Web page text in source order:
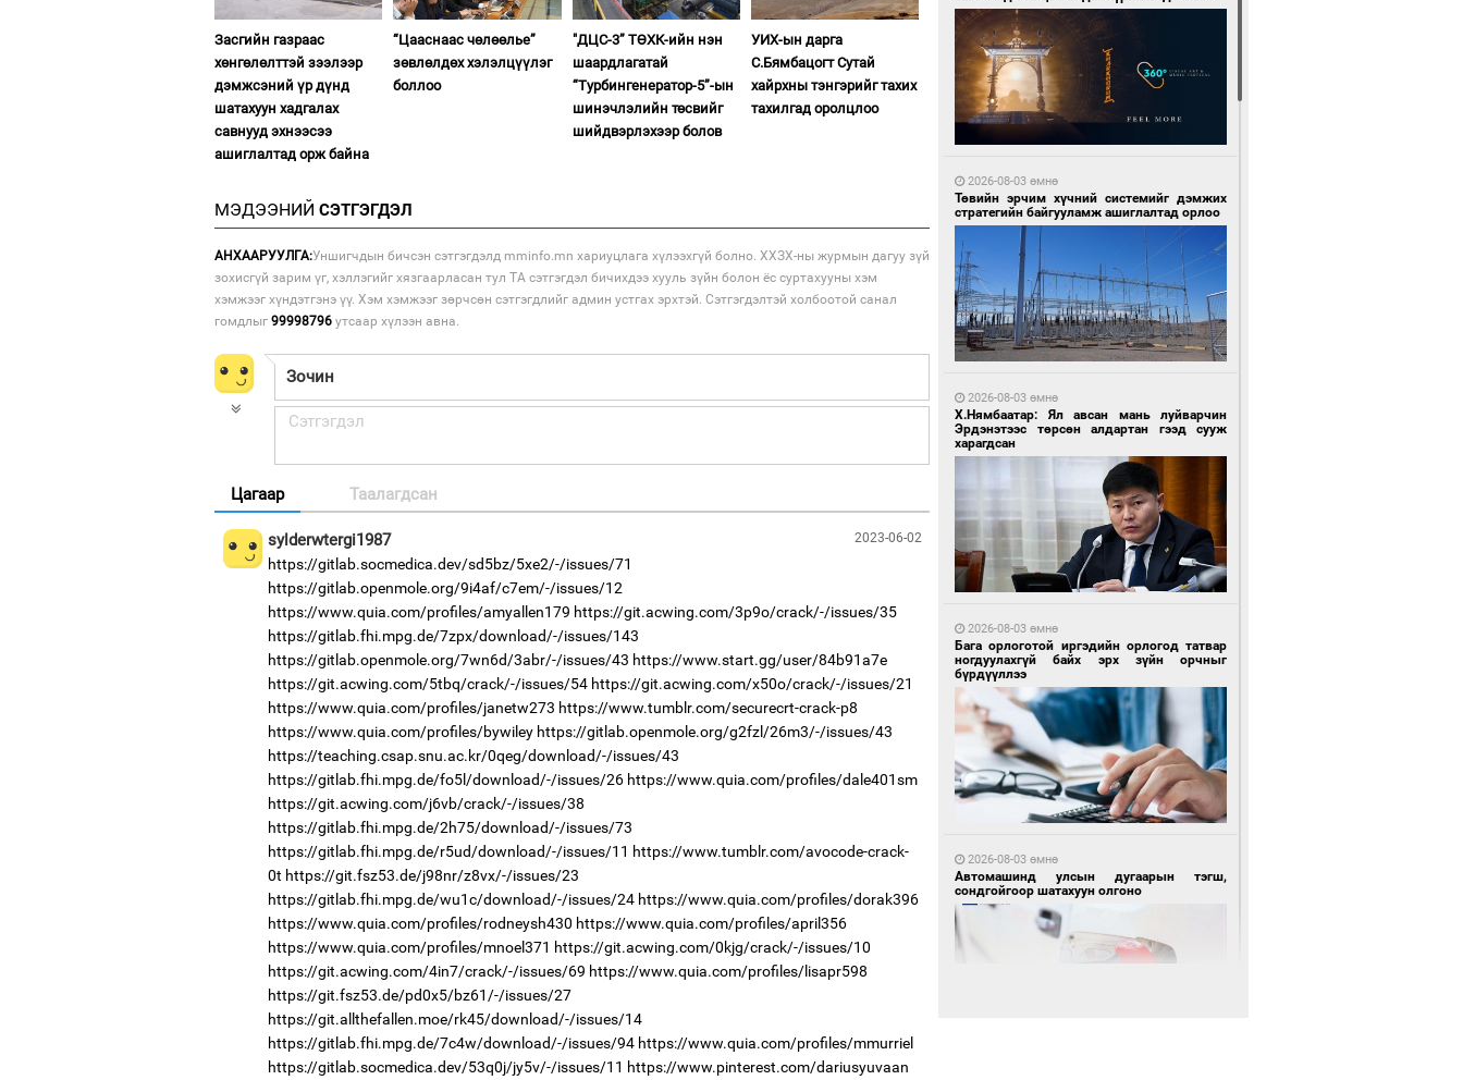
Засгийн газраас
хөнгөлөлттэй зээлээр
дэмжсэний үр дүнд
шатахуун хадгалах
савнууд эхнээсээ
ашиглалтад орж байна
“Цааснаас чөлөөлье”
зөвлөлдөх хэлэлцүүлэг
боллоо
"ДЦС-3” ТӨХК-ийн нэн
шаардлагатай
“Турбингенератор-5”-ын
шинэчлэлийн төсвийг
шийдвэрлэхээр болов
УИХ-ын дарга
С.Бямбацогт Сутай
хайрхны тэнгэрийг тахих
тахилгад оролцлоо
МЭДЭЭНИЙ СЭТГЭГДЭЛ
АНХААРУУЛГА:Уншигчдын бичсэн сэтгэгдэлд mminfo.mn хариуцлага хүлээхгүй болно. ХХЗХ-ны журмын дагуу зүй
зохисгүй зарим үг, хэллэгийг хязгаарласан тул ТА сэтгэгдэл бичихдээ хууль зүйн болон ёс суртахууны хэм
хэмжээг хүндэтгэнэ үү. Хэм хэмжээг зөрчсөн сэтгэгдлийг админ устгах эрхтэй. Сэтгэгдэлтэй холбоотой санал
гомдлыг 99998796 утсаар хүлээн авна.
Цагаар Таалагдсан
2023-06-02
sylderwtergi1987
https://gitlab.socmedica.dev/sd5bz/5xe2/-/issues/71
https://gitlab.openmole.org/9i4af/c7em/-/issues/12
https://www.quia.com/profiles/amyallen179 https://git.acwing.com/3p9o/crack/-/issues/35
https://gitlab.fhi.mpg.de/7zpx/download/-/issues/143
https://gitlab.openmole.org/7wn6d/3abr/-/issues/43 https://www.start.gg/user/84b91a7e
https://git.acwing.com/5tbq/crack/-/issues/54 https://git.acwing.com/x50o/crack/-/issues/21
https://www.quia.com/profiles/janetw273 https://www.tumblr.com/securecrt-crack-p8
https://www.quia.com/profiles/bywiley https://gitlab.openmole.org/g2fzl/26m3/-/issues/43
https://teaching.csap.snu.ac.kr/0qeg/download/-/issues/43
https://gitlab.fhi.mpg.de/fo5l/download/-/issues/26 https://www.quia.com/profiles/dale401sm
https://git.acwing.com/j6vb/crack/-/issues/38
https://gitlab.fhi.mpg.de/2h75/download/-/issues/73
https://gitlab.fhi.mpg.de/r5ud/download/-/issues/11 https://www.tumblr.com/avocode-crack-
0t https://git.fsz53.de/j98nr/z8vx/-/issues/23
https://gitlab.fhi.mpg.de/wu1c/download/-/issues/24 https://www.quia.com/profiles/dorak396
https://www.quia.com/profiles/rodneysh430 https://www.quia.com/profiles/april356
https://www.quia.com/profiles/mnoel371 https://git.acwing.com/0kjg/crack/-/issues/10
https://git.acwing.com/4in7/crack/-/issues/69 https://www.quia.com/profiles/lisapr598
https://git.fsz53.de/pd0x5/bz61/-/issues/27
https://git.allthefallen.moe/rk45/download/-/issues/14
https://gitlab.fhi.mpg.de/7c4w/download/-/issues/94 https://www.quia.com/profiles/mmurriel
https://gitlab.socmedica.dev/53q0j/jy5v/-/issues/11 https://www.pinterest.com/dariusyuvaan
Таван шар мэнгэтэй хөх бар өдөр
байна
17 цагийн өмнө өмнө
1 өдрийн өмнө өмнө
Ноцтой зөрчил гаргасан автобусны
2026-08-03 өмнө
Төвийн эрчим хүчний системийг дэмжих
стратегийн байгууламж ашиглалтад орлоо
2026-08-03 өмнө
Х.Нямбаатар: Ял авсан мань луйварчин
Эрдэнэтээс төрсөн алдартан гээд сууж
харагдсан
2026-08-03 өмнө
Бага орлоготой иргэдийн орлогод татвар
ногдуулахгүй байх эрх зүйн орчныг
бүрдүүллээ
2026-08-03 өмнө
Автомашинд улсын дугаарын тэгш,
сондгойгоор шатахуун олгоно